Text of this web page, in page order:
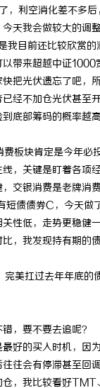
，利空消化差不多
天我会做较大的调
我目前还比较欣赏
带来超越中证1000
把光伏遗忘了吧，
经不加仓光伏甚
底部筹码的概率
板块肯定是今年
，关键是盯着各
交银消费是老牌
债债券C，今天做
性低，走势更稳
，我发现持有期
美扛过去年年底
，要不要去追呢？
好的买入时机，
往会有停滞甚至回
，我比较看好
配眼镜 上海配眼镜